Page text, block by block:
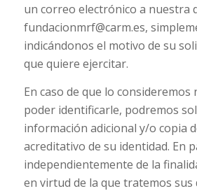
un correo electrónico a nuestra
fundacionmrf@carm.es,
indicándonos el motivo de su
que quiere ejercitar.
En caso de que lo consideremos
poder identificarle, podremos
información adicional y/o copia
acreditativo de su identidad. En
independientemente de la
en virtud de la que tratemos sus